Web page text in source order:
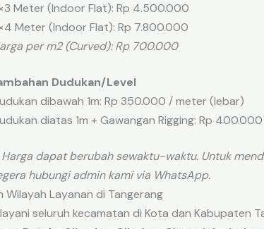
Meter (Indoor Flat): Rp 4.500.000
Meter (Indoor Flat): Rp 7.800.000
per m2 (Curved): Rp 700.000
Dudukan/Level
dibawah 1m: Rp 350.000 / meter (lebar)
diatas 1m + Gawangan Rigging: Rp
Harga dapat berubah sewaktu-waktu. Untuk
hubungi admin kami via WhatsApp.
Wilayah Layanan di Tangerang
seluruh kecamatan di Kota dan Kabupaten